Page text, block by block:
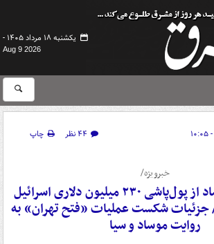
یکشنبه ۱۸ مرداد ۱۴۰۵ -
Aug 9 2026
۴۴ نظر
چاپ
خبرویژه/
روایت مامور موساد از پول‌پاشی ۲۳۰ میلیون دلاری اسرائیل
جزئیات شکست عملیات «فتح تهران» به
روایت موساد و سیا